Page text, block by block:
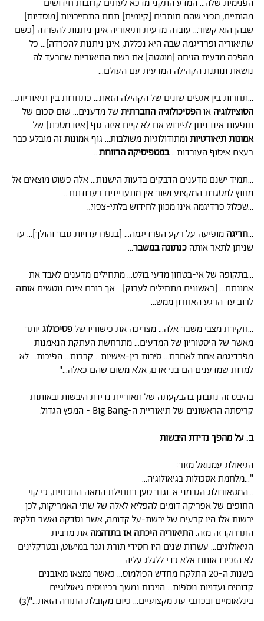
הפנימית שלה... המדע התקני מדכא לעתים קרובות חידושים
מהותיים, מפני שהם חותרים [קיומית] תחת התחייבויות [מוסדיות]
שבהן הוא קשור... עובדה מדעית ותיאוריה אינן ניתנות להפרדה [כשם
שתיאוריה ופרדיגמה שבה היא נכללת, אינן ניתנות להפרדה]... כל
מהפכה מדעית הזיחה [מוטטה] את רשת התיאוריות שמבעד לה
נושאת ונותנת הקהילה המדעית עם העולם...
...תחרות בין אגפים שונים של הקהילה הזאת... כתחרות בין תיאוריות...
הסוציולוגיהאוהפסיכולוגיה החברתית של מדענים... שום סכום של
תופעות אינו ניתן לפירוש אם לא קיים איזה גוף [איזו מסכת] של
אמונות תיאורטיותומתודולוגיות משולבות... גוף אמונות זה מובלע כבר
בעצם איסוף העובדות...במטפיסיקה הרווחת...
...תמיד ישנם מדענים הדבקים בדעות הישנות... אלה פשוט מוצאים אל
מחוץ למסגרת המקצוע ושוב אין מתעניינים בעבודתם...
...שכלול פרדיגמה אינו מכוון לחידוש בלתי-צפוי…
...חריגהמופיעה על רקע הפרדיגמה... [בנפח עדויות גובר והולך]... עד
שניתן לתאר אותהכנתונה במשבר...
...בתקופה של אי-בטחון מדעי בולט... מתחילים מדענים לאבד את
אמונתם... [ראשונים מתחילים לערוק]... אך רובם אינם נוטשים אותה
לרוב עד הרגע האחרון ממש...
...חקירת מצבי משבר אלה... מצריכה את כישוריו שלפסיכולוגיותר
מאשר של היסטוריון של המדעים... מתרחשת העתקת הנאמנות
מפרדיגמה אחת לאחרת... סיבות בין-אישיות... קרבות... הפיכות... לא
למרות שמדענים הם בני אדם, אלא משום שהם כאלה..."
בהיבט זה נתבונן בהבקעתה של תאוריית נדידת היבשות ובאותות
קריסתה הראשונים של תיאוריית ה-Big Bang - המפץ הגדול.
ב. על מהפך נדידת היבשות
הגיאולוג עמנואל מזור:
"...מלחמת אסכולות בגיאולוגיה...
...המטאורולוג הגרמני א. וגנר טען בתחילת המאה הנוכחית, כי קוי
החופים של אפריקה דומים להפליא לאלה של שתי האמריקות, לכן
יבשות אלו היו קרעים של יבשת-על קדומה, אשר נסדקה ואשר חלקיה
התרחקו זה מזה.התיאוריה היכתה אז בתדהמהאת מרבית
הגיאולוגים... עשרות שנים היו חסידי תורת וגנר במיעוט, ובטרקלינים
לא הזכירו אותם אלא כדי ללגלג עליה.
בשנות ה-20 התלקח מחדש הפולמוס... כאשר נמצאו מאובנים
קדומים ועדויות נוספות... הויכוח נמשך בכינוסים גיאולוגיים
בינלאומיים ובכתבי עת מקצועיים... כיום מקובלת התורה הזאת..."(3)